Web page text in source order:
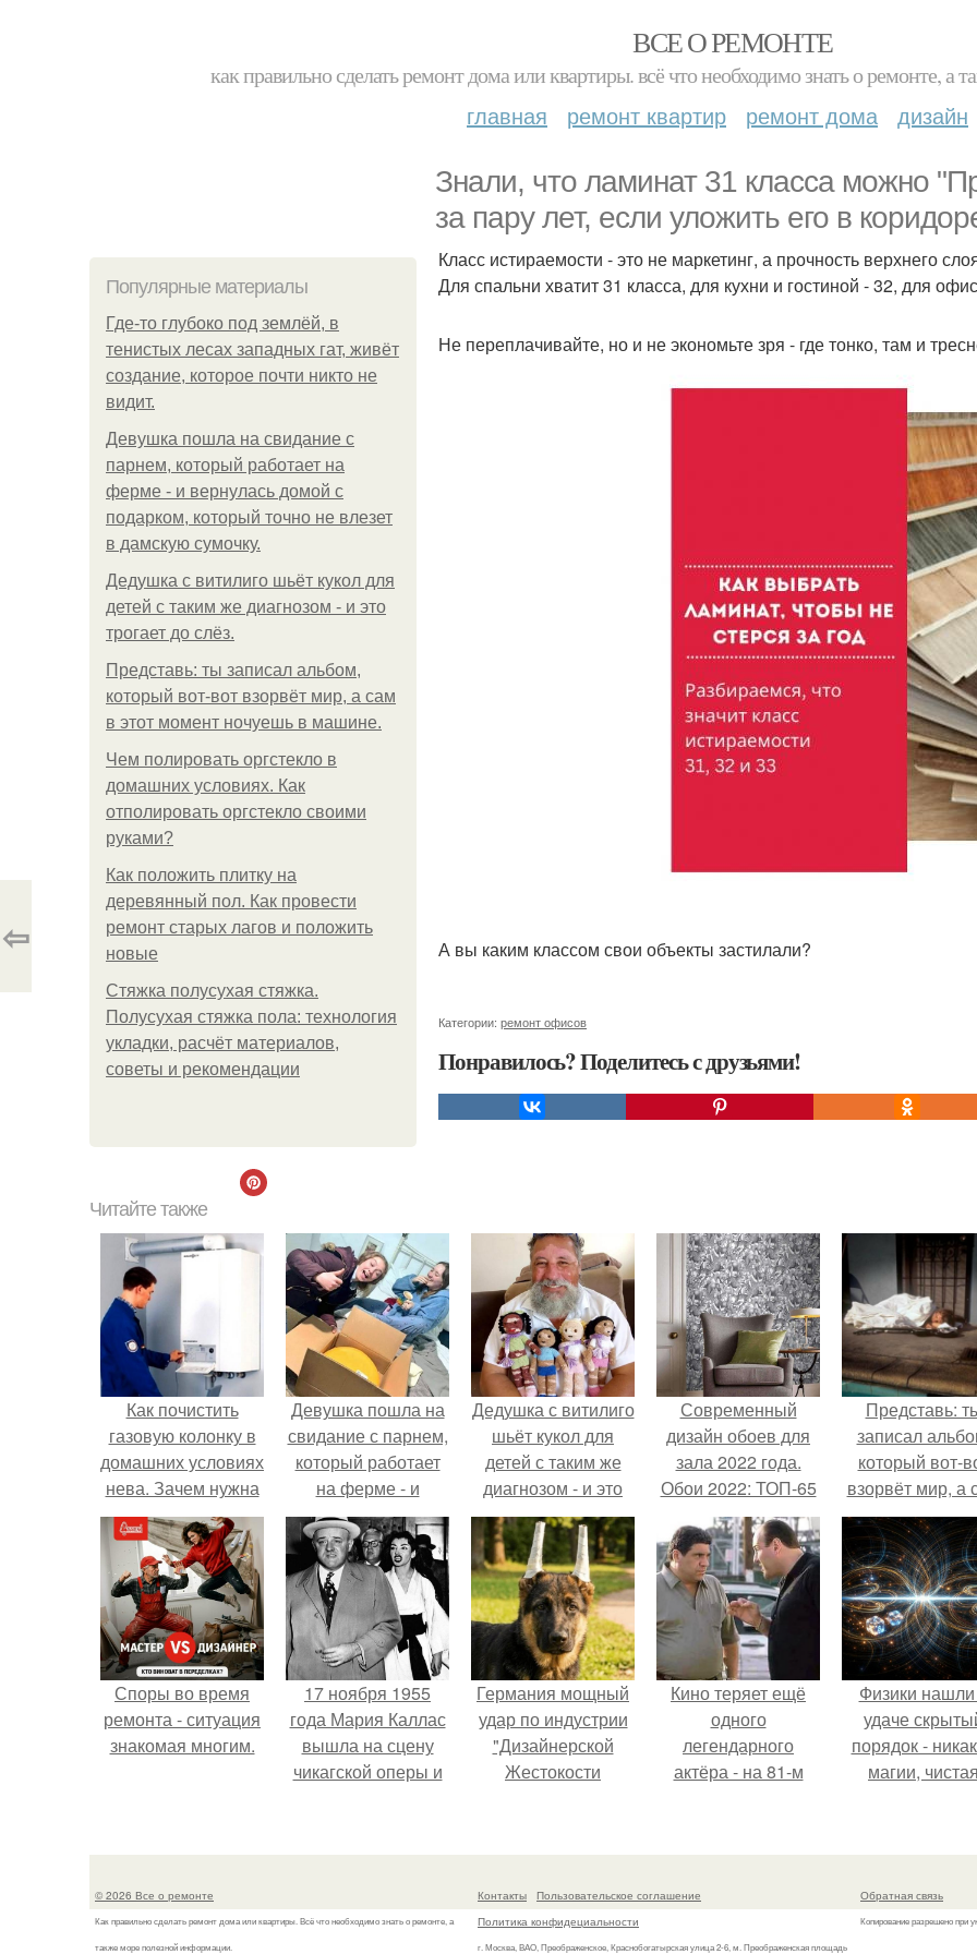
ВСЕ О РЕМОНТЕ
как правильно сделать ремонт дома или квартиры. всё что необходимо знать о ремонте,
главная ремонт квартир ремонт дома дизайн
Знали, что ламинат 31 класса можно
за пару лет, если уложить его в
Популярные материалы
Где-то глубоко под землёй, в
тенистых лесах западных гат, живёт
создание, которое почти никто не
видит.
Девушка пошла на свидание с
парнем, который работает на
ферме - и вернулась домой с
подарком, который точно не влезет
в дамскую сумочку.
Дедушка с витилиго шьёт кукол для
детей с таким же диагнозом - и это
трогает до слёз.
Представь: ты записал альбом,
который вот-вот взорвёт мир, а сам
в этот момент ночуешь в машине.
Чем полировать оргстекло в
домашних условиях. Как
отполировать оргстекло своими
руками?
Как положить плитку на
деревянный пол. Как провести
ремонт старых лагов и положить
новые
Стяжка полусухая стяжка.
Полусухая стяжка пола: технология
укладки, расчёт материалов,
советы и рекомендации
Класс истираемости - это не маркетинг, а прочность верхнего
Для спальни хватит 31 класса, для кухни и гостиной - 32, для
Не переплачивайте, но и не экономьте зря - где тонко, там и
А вы каким классом свои объекты застилали?
Категории: ремонт офисов
Понравилось? Поделитесь с друзьями!
⇦
Читайте также
Как почистить
газовую колонку в
домашних условиях
нева. Зачем нужна
чистка газовой
колонки и возможно
ли это сделать
своими руками?
Девушка пошла на
свидание с парнем,
который работает
на ферме - и
вернулась домой с
подарком, который
точно не влезет в
дамскую сумочку.
Дедушка с витилиго
шьёт кукол для
детей с таким же
диагнозом - и это
трогает до слёз.
Современный
дизайн обоев для
зала 2022 года.
Обои 2022: ТОП-65
модных коллекций
дизайна (+тренды)
Представь:
записал
который вот-
взорвёт мир, а
в этот
ночуешь в
Споры во время
ремонта - ситуация
знакомая многим.
17 ноября 1955
года Мария Каллас
вышла на сцену
чикагской оперы и
Германия мощный
удар по индустрии
"Дизайнерской
Жестокости
Кино теряет ещё
одного
легендарного
актёра - на 81-м
Физики
удаче
порядок -
магии,
© 2026 Все о ремонте
Как правильно сделать ремонт дома или квартиры. Всё что необходимо знать о ремонте, а
также море полезной информации.
Контакты
Пользовательское соглашение
Политика конфидециальности
г. Москва, ВАО, Преображенское, Краснобогатырская улица 2-6, м. Преображенская площадь
Обратная связь
Копирование разрешено при